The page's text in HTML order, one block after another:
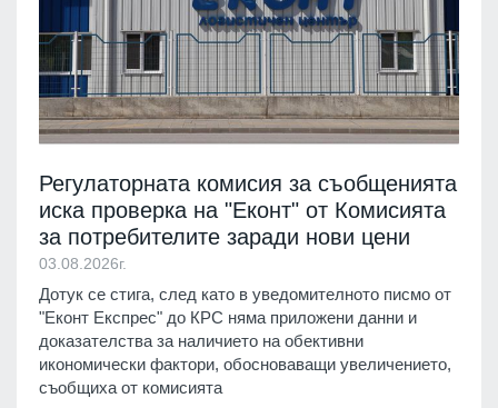
Регулаторната комисия за съобщенията
иска проверка на "Еконт" от Комисията
за потребителите заради нови цени
03.08.2026г.
Дотук се стига, след като в уведомителното писмо от
"Еконт Експрес" до КРС няма приложени данни и
доказателства за наличието на обективни
икономически фактори, обосноваващи увеличението,
съобщиха от комисията